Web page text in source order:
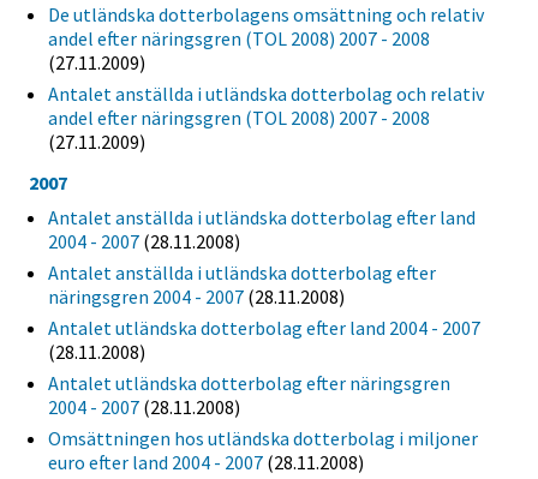
De utländska dotterbolagens omsättning och relativ
andel efter näringsgren (TOL 2008) 2007 - 2008
(27.11.2009)
Antalet anställda i utländska dotterbolag och relativ
andel efter näringsgren (TOL 2008) 2007 - 2008
(27.11.2009)
2007
Antalet anställda i utländska dotterbolag efter land
2004 - 2007 (28.11.2008)
Antalet anställda i utländska dotterbolag efter
näringsgren 2004 - 2007 (28.11.2008)
Antalet utländska dotterbolag efter land 2004 - 2007
(28.11.2008)
Antalet utländska dotterbolag efter näringsgren
2004 - 2007 (28.11.2008)
Omsättningen hos utländska dotterbolag i miljoner
euro efter land 2004 - 2007 (28.11.2008)